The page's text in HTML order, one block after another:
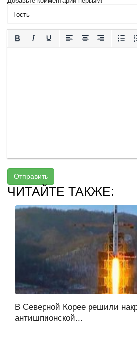
Отправить
ЧИТАЙТЕ ТАКЖЕ:
В Северной Корее решили
антишпионской...